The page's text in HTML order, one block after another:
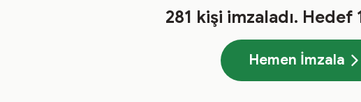
281 kişi imzaladı. Hedef
Hemen İmzala